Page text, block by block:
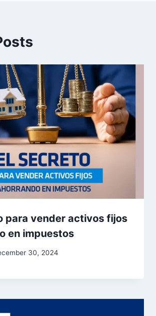
para vender activos fijos
en impuestos
30, 2024